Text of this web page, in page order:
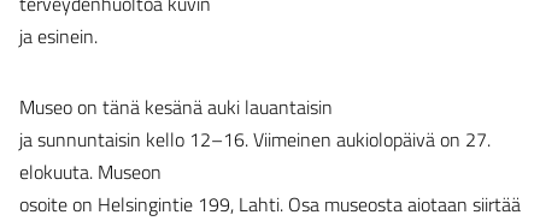
ja esinein.
Museo on tänä kesänä auki lauantaisin
ja sunnuntaisin kello 12–16. Viimeinen aukiolopäivä on 27.
elokuuta. Museon
osoite on Helsingintie 199, Lahti. Osa museosta aiotaan siirtää